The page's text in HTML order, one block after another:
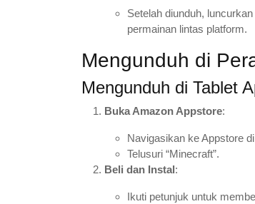
Setelah diunduh,
permainan lintas platform.
Mengunduh di
Mengunduh di Tablet
Buka Amazon Appstore:
Navigasikan ke Appstore
Telusuri “Minecraft”.
Beli dan Instal :
Ikuti petunjuk untuk